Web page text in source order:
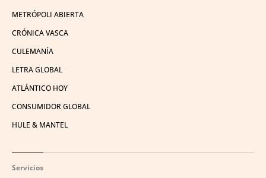
METRÓPOLI ABIERTA
CRÓNICA VASCA
CULEMANÍA
LETRA GLOBAL
ATLÁNTICO HOY
CONSUMIDOR GLOBAL
HULE & MANTEL
Servicios